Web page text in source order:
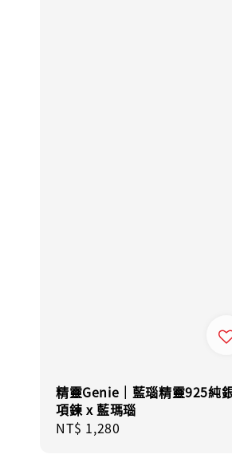
精靈Genie｜藍瑙精靈925純
項鍊 x 藍瑪瑙
Regular
NT$ 1,280